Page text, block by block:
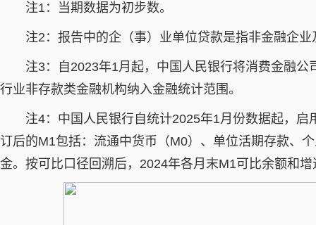
注1：当期数据为初步数。
注2：报告中的企（事）业单位贷款是指非金融企
注3：自2023年1月起，中国人民银行将消费金融
行业非存款类金融机构纳入金融统计范围。
注4：中国人民银行自统计2025年1月份数据起，
订后的M1包括：流通中货币（M0）、单位活期存款、
金。按可比口径回溯后，2024年各月末M1可比余额和